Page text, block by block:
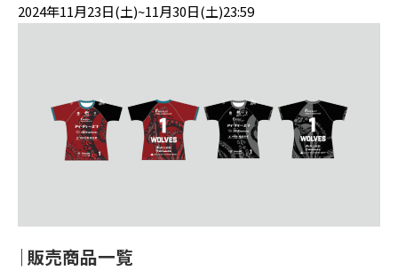
2024年11月23日(土)~11月30日(土)23:59
｜ 販売商品一覧